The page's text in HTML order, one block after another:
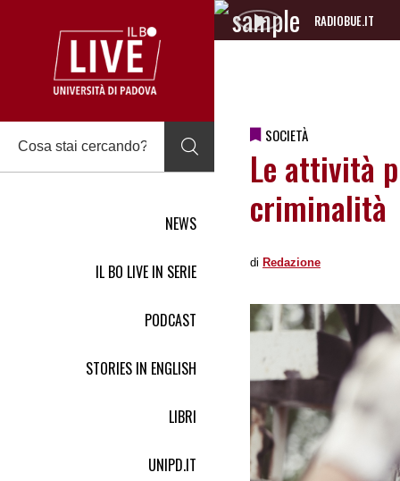
NEWS
IL BO LIVE IN SERIE
PODCAST
STORIES IN ENGLISH
LIBRI
UNIPD.IT
RADIOBUE.IT
Audio
SOCIETÀ
Le attività
criminalità
di Redazione